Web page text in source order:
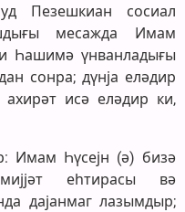
Пезешкиан сосиал
месажда Имам
Һашимә үнванладығы
сонра; дүнја еләдир
исә еләдир ки,
Имам Һүсејн (ә) бизә
еһтирасы вә
дајанмаг лазымдыр;